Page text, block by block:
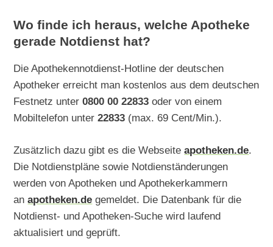
Wo finde ich heraus, welche Apotheke
gerade Notdienst hat?
Die Apothekennotdienst-Hotline der deutschen
Apotheker erreicht man kostenlos aus dem deutschen
Festnetz unter0800 00 22833 oder von einem
Mobiltelefon unter22833 (max. 69 Cent/Min.).
Zusätzlich dazu gibt es die Webseiteapotheken.de.
Die Notdienstpläne sowie Notdienständerungen
werden von Apotheken und Apothekerkammern
anapotheken.de gemeldet. Die Datenbank für die
Notdienst- und Apotheken-Suche wird laufend
aktualisiert und geprüft.